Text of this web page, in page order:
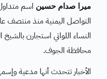
ميرا صدام حسين اسم
النساء اللواتي استجارن بالشيخ
محافظة الجوف.
الأخبار تتحدث أنها مدعية